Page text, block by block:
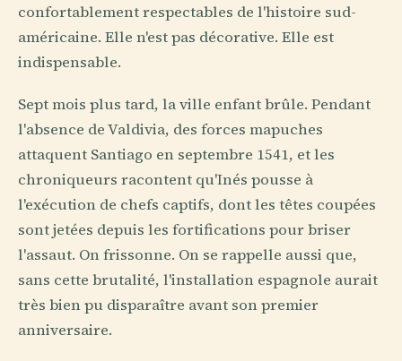
confortablement respectables de l'histoire sud-
américaine. Elle n'est pas décorative. Elle est
indispensable.
Sept mois plus tard, la ville enfant brûle. Pendant
l'absence de Valdivia, des forces mapuches
attaquent Santiago en septembre 1541, et les
chroniqueurs racontent qu'Inés pousse à
l'exécution de chefs captifs, dont les têtes coupées
sont jetées depuis les fortifications pour briser
l'assaut. On frissonne. On se rappelle aussi que,
sans cette brutalité, l'installation espagnole aurait
très bien pu disparaître avant son premier
anniversaire.